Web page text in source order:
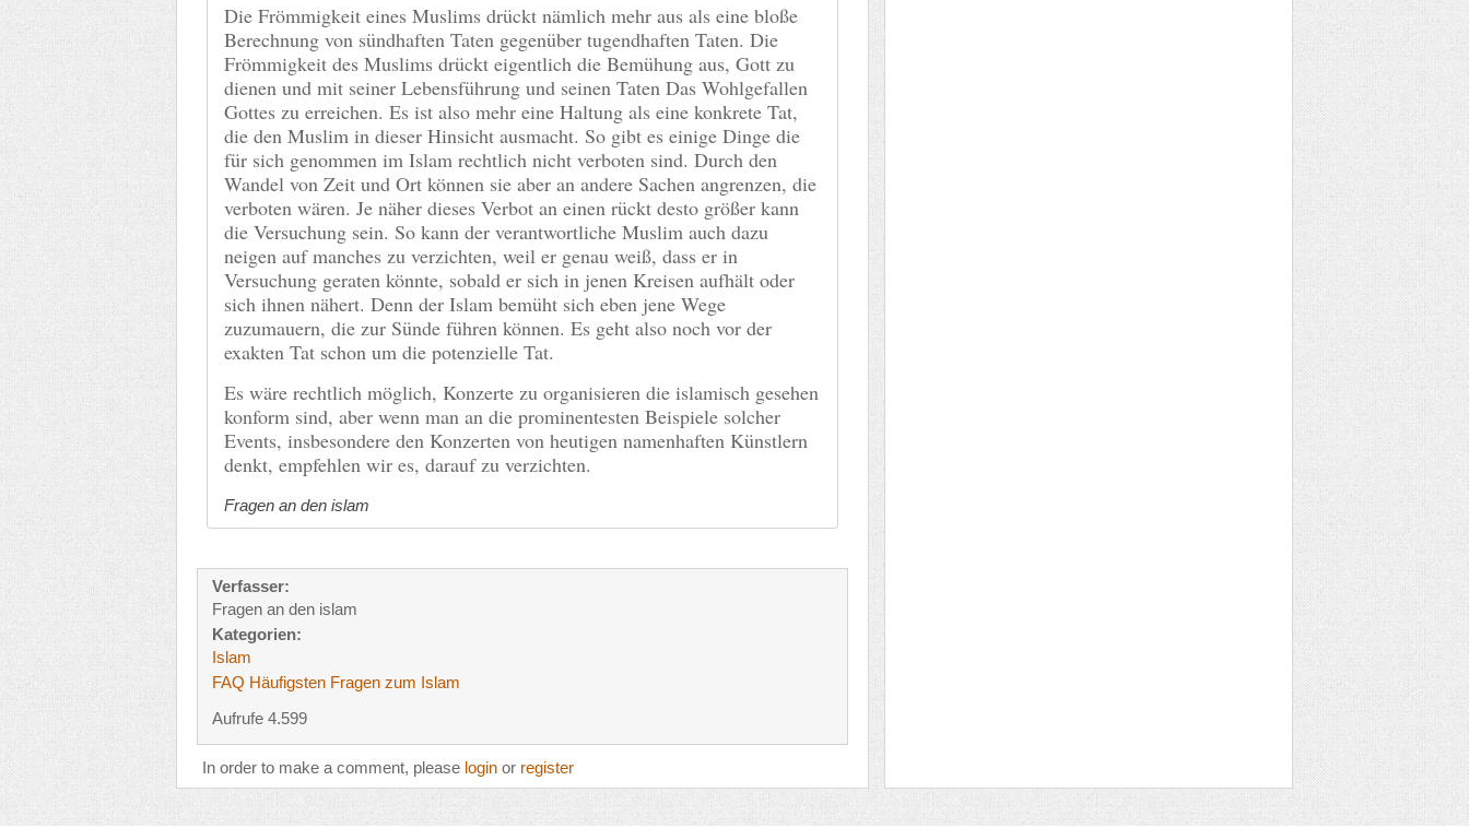
Die Frömmigkeit eines Muslims drückt nämlich mehr aus als eine bloße
Berechnung von sündhaften Taten gegenüber tugendhaften Taten. Die
Frömmigkeit des Muslims drückt eigentlich die Bemühung aus, Gott zu
dienen und mit seiner Lebensführung und seinen Taten Das Wohlgefallen
Gottes zu erreichen. Es ist also mehr eine Haltung als eine konkrete Tat,
die den Muslim in dieser Hinsicht ausmacht. So gibt es einige Dinge die
für sich genommen im Islam rechtlich nicht verboten sind. Durch den
Wandel von Zeit und Ort können sie aber an andere Sachen angrenzen, die
verboten wären. Je näher dieses Verbot an einen rückt desto größer kann
die Versuchung sein. So kann der verantwortliche Muslim auch dazu
neigen auf manches zu verzichten, weil er genau weiß, dass er in
Versuchung geraten könnte, sobald er sich in jenen Kreisen aufhält oder
sich ihnen nähert. Denn der Islam bemüht sich eben jene Wege
zuzumauern, die zur Sünde führen können. Es geht also noch vor der
exakten Tat schon um die potenzielle Tat.
Es wäre rechtlich möglich, Konzerte zu organisieren die islamisch gesehen
konform sind, aber wenn man an die prominentesten Beispiele solcher
Events, insbesondere den Konzerten von heutigen namenhaften Künstlern
denkt, empfehlen wir es, darauf zu verzichten.
Fragen an den islam
Verfasser:
Fragen an den islam
Kategorien:
Islam
FAQ Häufigsten Fragen zum Islam
Aufrufe 4.599
In order to make a comment, please login or register